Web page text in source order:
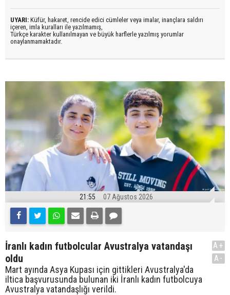
UYARI: Küfür, hakaret, rencide edici cümleler veya imalar, inançlara saldırı
içeren, imla kuralları ile yazılmamış,
Türkçe karakter kullanılmayan ve büyük harflerle yazılmış yorumlar
onaylanmamaktadır.
21:55 07 Ağustos 2026
İranlı kadın futbolcular Avustralya vatandaşı
oldu
Mart ayında Asya Kupası için gittikleri Avustralya'da
iltica başvurusunda bulunan iki İranlı kadın futbolcuya
Avustralya vatandaşlığı verildi.
A+
A-